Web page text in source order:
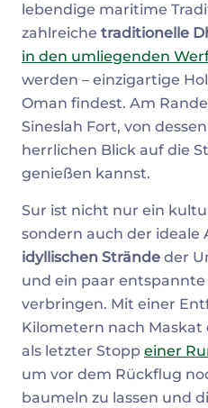
lebendige maritime
zahlreiche traditionelle
in den umliegenden
werden – einzigartige
Oman findest. Am
Sineslah Fort, von
herrlichen Blick auf die
genießen kannst.
Sur ist nicht nur ein
sondern auch der ideale
idyllischen Strände der
und ein paar entspannte
verbringen. Mit einer
Kilometern nach
als letzter Stopp einer
um vor dem Rückflug
baumeln zu lassen und